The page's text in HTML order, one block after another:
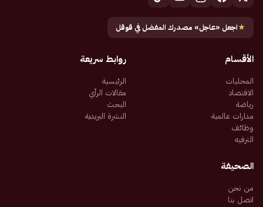
★اجعل «عاجل» مصدرك المفضل في قوقل
الأقسام
المحليات
الاقتصاد
رياضة
مدارات عالمية
وظائف
الترفيه
روابط سريعة
الرئيسية
مقالات الرأي
البحث
النشرة البريدية
الصحيفة
من نحن
اتصل بنا